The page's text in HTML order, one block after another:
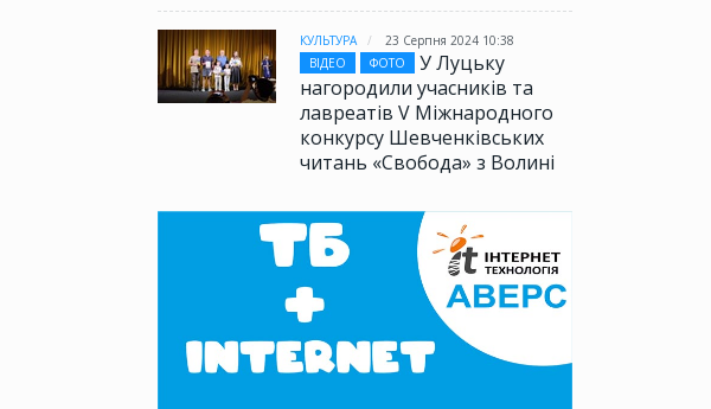
КУЛЬТУРА
23 Серпня 2024 10:38
ВІДЕО
ФОТО
У Луцьку
нагородили учасників та
лавреатів V Міжнародного
конкурсу Шевченківських
читань «Свобода» з Волині